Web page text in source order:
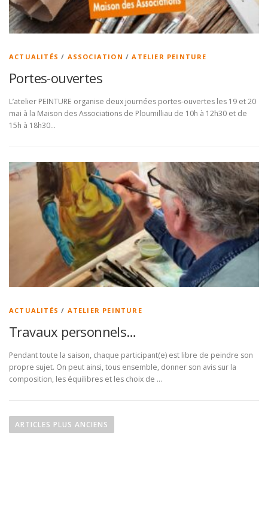
ACTUALITÉS / ASSOCIATION /ATELIER PEINTURE
Portes-ouvertes
L’atelier PEINTURE organise deux journées portes-ouvertes les 19 et 20
mai à la Maison des Associations de Ploumilliau de 10h à 12h30 et de
15h à 18h30…
ACTUALITÉS / ATELIER PEINTURE
Travaux personnels…
Pendant toute la saison, chaque participant(e) est libre de peindre son
propre sujet. On peut ainsi, tous ensemble, donner son avis sur la
composition, les équilibres et les choix de …
aARTICLES PLUS ANCIENS